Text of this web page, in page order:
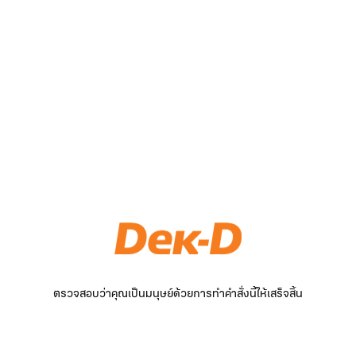
ตรวจสอบว่าคุณเป็นมนุษย์ด้วยการทำคำสั่งนี้ให้เสร็จสิ้น